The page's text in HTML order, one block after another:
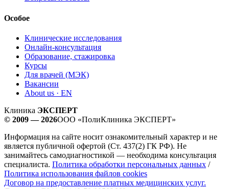
Особое
Клинические исследования
Онлайн-консультация
Образование, стажировка
Курсы
Для врачей (МЭК)
Вакансии
About us · EN
Клиника ЭКСПЕРТ
© 2009 — 2026ООО «ПолиКлиника ЭКСПЕРТ»
Информация на сайте носит ознакомительный характер и не
является публичной офертой (Ст. 437(2) ГК РФ). Не
занимайтесь самодиагностикой — необходима консультация
специалиста. Политика обработки персональных данных /
Политика использования файлов cookies
Договор на предоставление платных медицинских услуг.